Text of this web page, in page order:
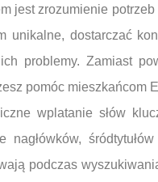
jest zrozumienie
unikalne, dostarczać
problemy. Zamiast
pomóc mieszkańcom
wplatanie słów
nagłówków,
podczas